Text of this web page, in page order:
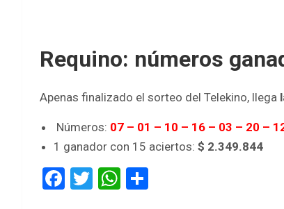
Requino: números
Apenas finalizado el sorteo del Telekino, llega
Números: 07 – 01 – 10 – 16 – 03 – 20 –
1 ganador con 15 aciertos: $ 2.349.844
F
T
W